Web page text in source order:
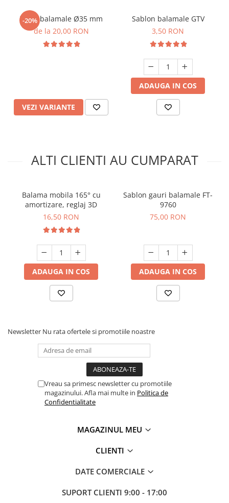
-20%
Freza balamale Ø35 mm
de la 20,00 RON
VEZI VARIANTE
Sablon balamale GTV
3,50 RON
ADAUGA IN COS
ALTI CLIENTI AU CUMPARAT
Balama mobila 165° cu
amortizare, reglaj 3D
16,50 RON
ADAUGA IN COS
Sablon gauri balamale FT-
9760
75,00 RON
ADAUGA IN COS
Newsletter Nu rata ofertele si promotiile noastre
Vreau sa primesc newsletter cu promotiile
magazinului. Afla mai multe in Politica de
Confidentialitate
MAGAZINUL MEU
CLIENTI
DATE COMERCIALE
SUPORT CLIENTI 9:00 - 17:00